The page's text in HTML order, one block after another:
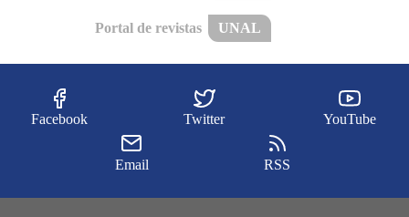
Portal de revistas UNAL
Facebook Twitter YouTube
Email RSS